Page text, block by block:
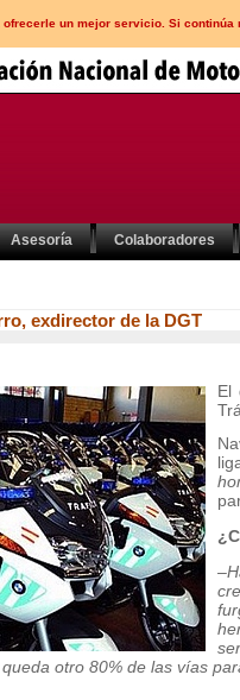
un mejor servicio. Si
Asesoría Colaboradores
exdirector de la DGT
El
otro 80% de las vías